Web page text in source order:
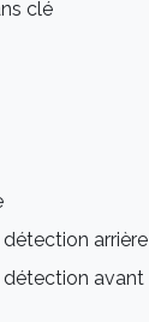
clé
arrière
avant